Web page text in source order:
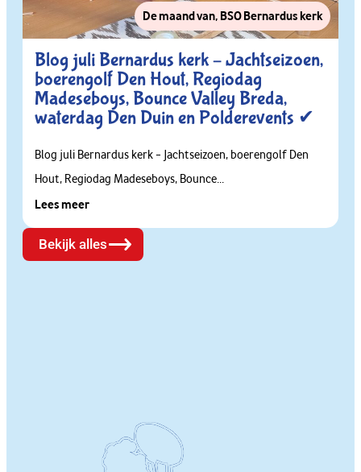
De maand van, BSO Bernardus kerk
Blog juli Bernardus kerk – Jachtseizoen,
boerengolf Den Hout, Regiodag
Madeseboys, Bounce Valley Breda,
waterdag Den Duin en Polderevents ✔
Blog juli Bernardus kerk – Jachtseizoen, boerengolf Den
Hout, Regiodag Madeseboys, Bounce...
Lees meer
Bekijk alles